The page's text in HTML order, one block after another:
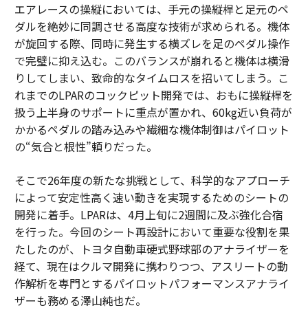
エアレースの操縦においては、手元の操縦桿と足元のペ
ダルを絶妙に同調させる高度な技術が求められる。機体
が旋回する際、同時に発生する横ズレを足のペダル操作
で完璧に抑え込む。このバランスが崩れると機体は横滑
りしてしまい、致命的なタイムロスを招いてしまう。こ
れまでのLPARのコックピット開発では、おもに操縦桿を
扱う上半身のサポートに重点が置かれ、60kg近い負荷が
かかるペダルの踏み込みや繊細な機体制御はパイロット
の“気合と根性”頼りだった。
そこで26年度の新たな挑戦として、科学的なアプローチ
によって安定性高く速い動きを実現するためのシートの
開発に着手。LPARは、4月上旬に2週間に及ぶ強化合宿
を行った。今回のシート再設計において重要な役割を果
たしたのが、トヨタ自動車硬式野球部のアナライザーを
経て、現在はクルマ開発に携わりつつ、アスリートの動
作解析を専門とするパイロットパフォーマンスアナライ
ザーも務める澤山純也だ。